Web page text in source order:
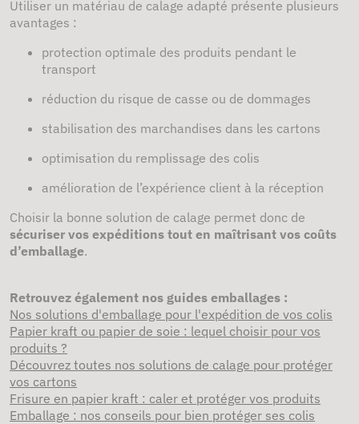
Utiliser un matériau de calage adapté présente plusieurs
avantages :
protection optimale des produits pendant le
transport
réduction du risque de casse ou de dommages
stabilisation des marchandises dans les cartons
optimisation du remplissage des colis
amélioration de l’expérience client à la réception
Choisir la bonne solution de calage permet donc de
sécuriser vos expéditions tout en maîtrisant vos coûts
d’emballage.
Retrouvez également nos guides emballages :
Nos solutions d'emballage pour l'expédition de vos colis
Papier kraft ou papier de soie : lequel choisir pour vos
produits ?
Découvrez toutes nos solutions de calage pour protéger
vos cartons
Frisure en papier kraft : caler et protéger vos produits
Emballage : nos conseils pour bien protéger ses colis